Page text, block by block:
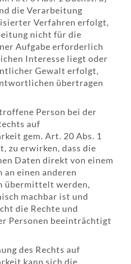
die Verarbeitung
Verfahren erfolgt,
nicht für die
Aufgabe erforderlich
Interesse liegt oder
Gewalt erfolgt,
übertragen
Person bei der
auf
gem. Art. 20 Abs. 1
zu erwirken, dass die
Daten direkt von einem
einen anderen
übermittelt werden,
machbar ist und
die Rechte und
Personen beeinträchtigt
des Rechts auf
kann sich die